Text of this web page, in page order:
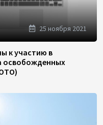
25 ноября 2021
к участию в
освобожденных